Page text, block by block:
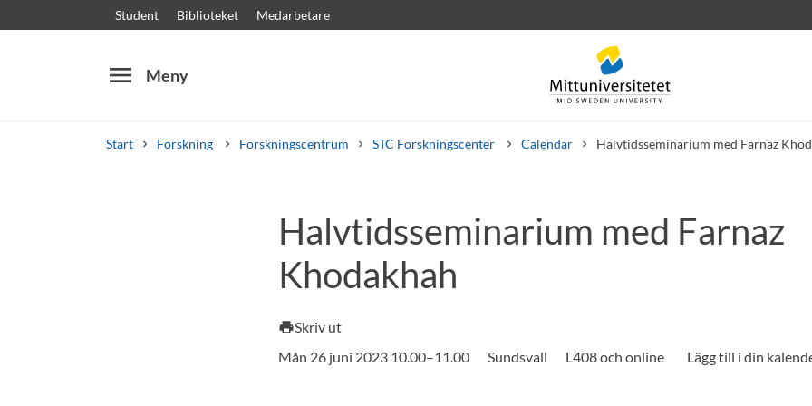
Student Biblioteket Medarbetare
menu Meny
Start Forskning Forskningscentrum STC Forskningscenter Calendar Halvtidsseminarium med Farnaz
Kursplaner VälkomstbrevPersonal Lediga jobb
Halvtidsseminarium med Farnaz
Khodakhah
printSkriv ut
Mån 26 juni 2023 10.00–11.00
Sundsvall L408 och online